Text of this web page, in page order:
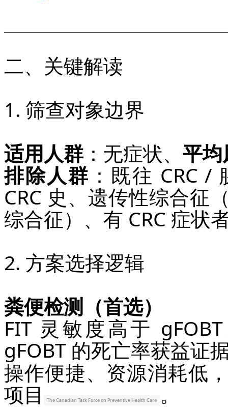
二、关键解读
1. 筛查对象边界
适用人群：无症状、 平
排除人群 ：既往 CRC
CRC 史、遗传性综合征
综合征）、有 CRC 症状
2. 方案选择逻辑
粪便检测（首选）
FIT 灵敏度高于
gFOBT 的死亡率获益证
操作便捷、资源消耗低
项目
The Canadian Task Force on Preventive Health Care
。